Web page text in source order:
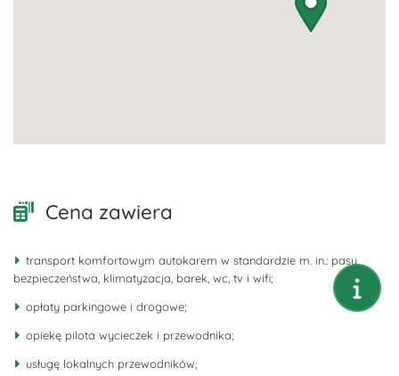
Cena zawiera
transport komfortowym autokarem w standardzie m. in.: pasy
bezpieczeństwa, klimatyzacja, barek, wc, tv i wifi;
opłaty parkingowe i drogowe;
opiekę pilota wycieczek i przewodnika;
usługę lokalnych przewodników;